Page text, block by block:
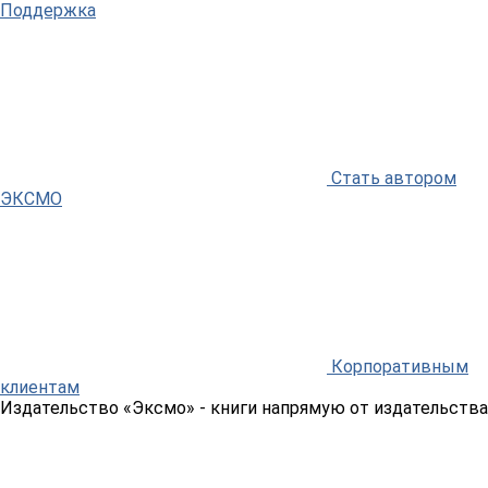
Поддержка
Стать автором
ЭКСМО
Корпоративным
клиентам
Издательство «Эксмо» - книги напрямую от издательства